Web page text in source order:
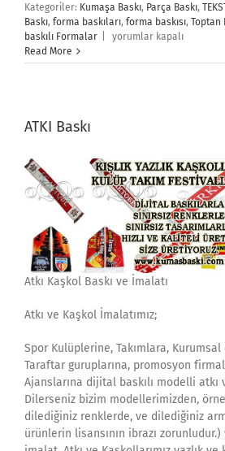
Kategoriler: Kumaşa Baskı, Parça Baskı,
Baskı, forma baskıları, forma baskısı, Toptan
baskılı Formalar
Forma
için
yorumlar kapalı
Read More
ATKI Baskı
Atkı Kaşkol Baskı ve İmalatı
Atkı ve Kaşkol İmalatımız;
Spor Kulüplerine, Takımlara,
Taraftar guruplarına, promosyon
Ajanslarına dijital baskılı modelli atkı
Dilerseniz bizim modellerimizden,
dilediğiniz renklerde, ve dilediğiniz
ürünlerin lisansının ibrazı zorunludur.)